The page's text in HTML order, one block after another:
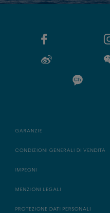
GARANZIE
CONDIZIONI GENERALI DI VENDITA
IMPEGNI
MENZIONI LEGALI
PROTEZIONE DATI PERSONALI